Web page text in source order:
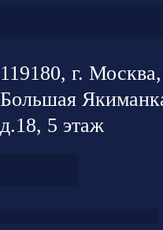
119180, г.
Большая
д.18, 5 этаж